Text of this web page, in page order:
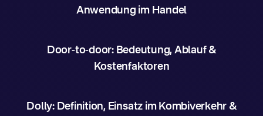
Anwendung im Handel
Door-to-door: Bedeutung, Ablauf &
Kostenfaktoren
Dolly: Definition, Einsatz im Kombiverkehr &